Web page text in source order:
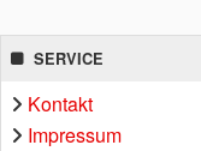
SERVICE
Kontakt
Impressum